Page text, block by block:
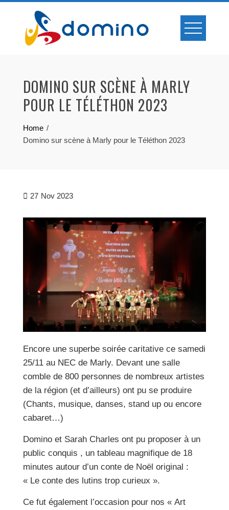
content
DOMINO SUR SCÈNE À MARLY
POUR LE TÉLÉTHON 2023
Home
Domino sur scène à Marly pour le Téléthon 2023
27 Nov 2023
Encore une superbe soirée caritative ce samedi
25/11 au NEC de Marly. Devant une salle
comble de 800 personnes de nombreux artistes
de la région (et d’ailleurs) ont pu se produire
(Chants, musique, danses, stand up ou encore
cabaret…)
Domino et Sarah Charles ont pu proposer à un
public conquis , un tableau magnifique de 18
minutes autour d’un conte de Noël original :
« Le conte des lutins trop curieux ».
Ce fut également l’occasion pour nos « Art